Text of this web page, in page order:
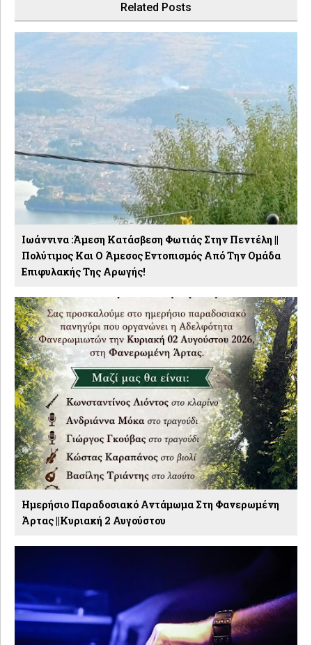
Related Posts
Ιωάννινα :Άμεση Κατάσβεση Φωτιάς Στην Πεντέλη ||
Πολύτιμος Και Ο Άμεσος Εντοπισμός Από Την Ομάδα
Επιφυλακής Της Αρωγής!
Ημερήσιο Παραδοσιακό Αντάμωμα Στη Φανερωμένη
Άρτας ||Κυριακή 2 Αυγούστου